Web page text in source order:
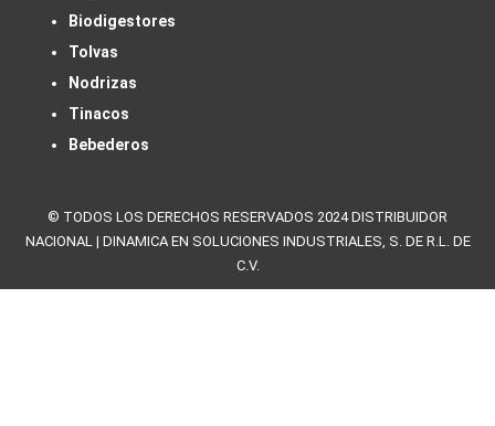
Biodigestores
Tolvas
Nodrizas
Tinacos
Bebederos
© TODOS LOS DERECHOS RESERVADOS 2024 DISTRIBUIDOR
NACIONAL | DINAMICA EN SOLUCIONES INDUSTRIALES, S. DE R.L. DE
C.V.